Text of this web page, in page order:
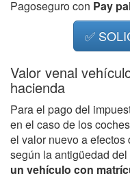
Pagoseguro con Pay
✅
Valor venal
hacienda
Para el pago del
en el caso de los
el valor nuevo a
según la antigüedad
un vehículo con